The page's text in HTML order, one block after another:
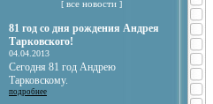
[ все новости ]
81 год со дня рождения Андрея
Тарковского!
04.04.2013
Сегодня 81 год Андрею
Тарковскому.
подробнее